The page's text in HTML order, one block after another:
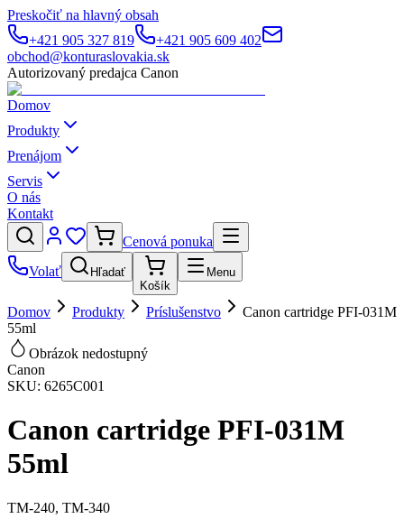
Preskočiť na hlavný obsah
+421 905 327 819
+421 905 609 402
obchod@konturaslovakia.sk
Autorizovaný predajca Canon
Domov
Produkty
Prenájom
Servis
O nás
Kontakt
Cenová ponuka
Volať
Hľadať
Košík
Menu
Domov Produkty Príslušenstvo
Canon cartridge PFI-031M
55ml
Obrázok nedostupný
Canon
SKU: 6265C001
Canon cartridge PFI-031M
55ml
TM-240, TM-340